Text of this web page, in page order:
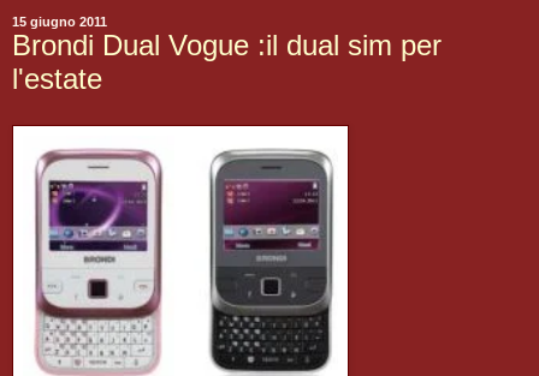
15 giugno 2011
Brondi Dual Vogue :il dual sim per
l'estate